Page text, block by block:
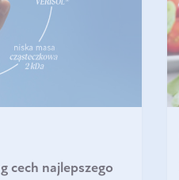
cech najlepszego